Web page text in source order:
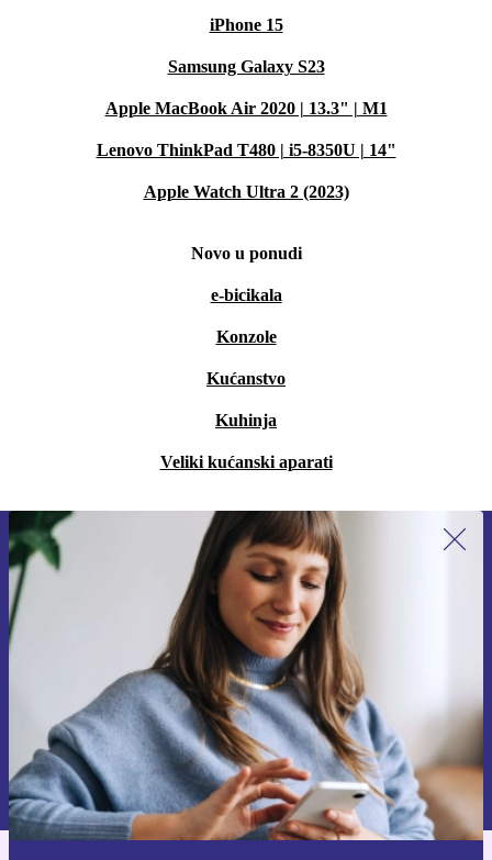
iPhone 15
Samsung Galaxy S23
Apple MacBook Air 2020 | 13.3" | M1
Lenovo ThinkPad T480 | i5-8350U | 14"
Apple Watch Ultra 2 (2023)
Novo u ponudi
e-bicikala
Konzole
Kućanstvo
Kuhinja
Veliki kućanski aparati
Prijavi se na newsletter!
Nikad više ne propusti ponudu.
Zatraži kupon
Informacije o korištenju osobnih podataka možeš pronaći u našim
Pravilima privatnosti.